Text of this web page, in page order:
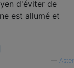
d'éviter de
est allumé et
Aster